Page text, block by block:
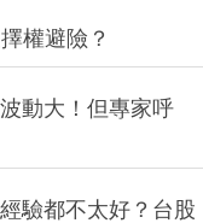
權避險？
動大！但專家呼
驗都不太好？台股